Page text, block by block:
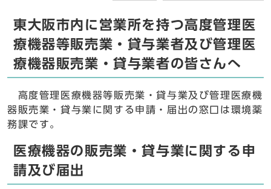
東大阪市内に営業所を持つ高度管理医
療機器等販売業・貸与業者及び管理医
療機器販売業・貸与業者の皆さんへ
高度管理医療機器等販売業・貸与業及び管理医療機
器販売業・貸与業に関する申請・届出の窓口は環境薬
務課です。
医療機器の販売業・貸与業に関する申
請及び届出